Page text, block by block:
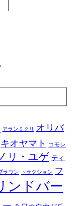
アランミクリ
オリバ
キオヤマト
コモレ
リ・ユゲ ティ
ラウン トラクション フ
ンドバー